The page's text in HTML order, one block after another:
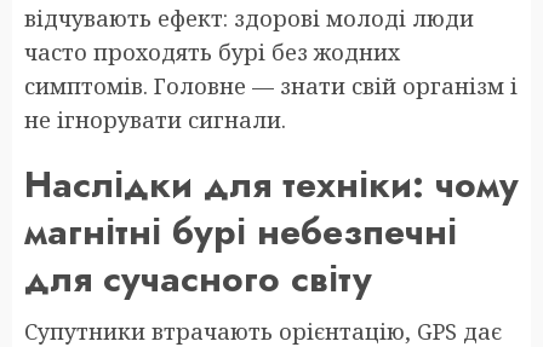
відчувають ефект: здорові молоді люди
часто проходять бурі без жодних
симптомів. Головне — знати свій організм і
не ігнорувати сигнали.
Наслідки для техніки: чому
магнітні бурі небезпечні
для сучасного світу
Супутники втрачають орієнтацію, GPS дає